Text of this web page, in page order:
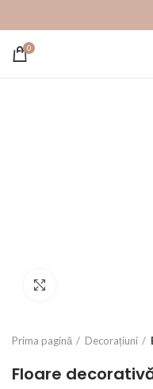
0
Prima pagină Decorațiuni
Floare